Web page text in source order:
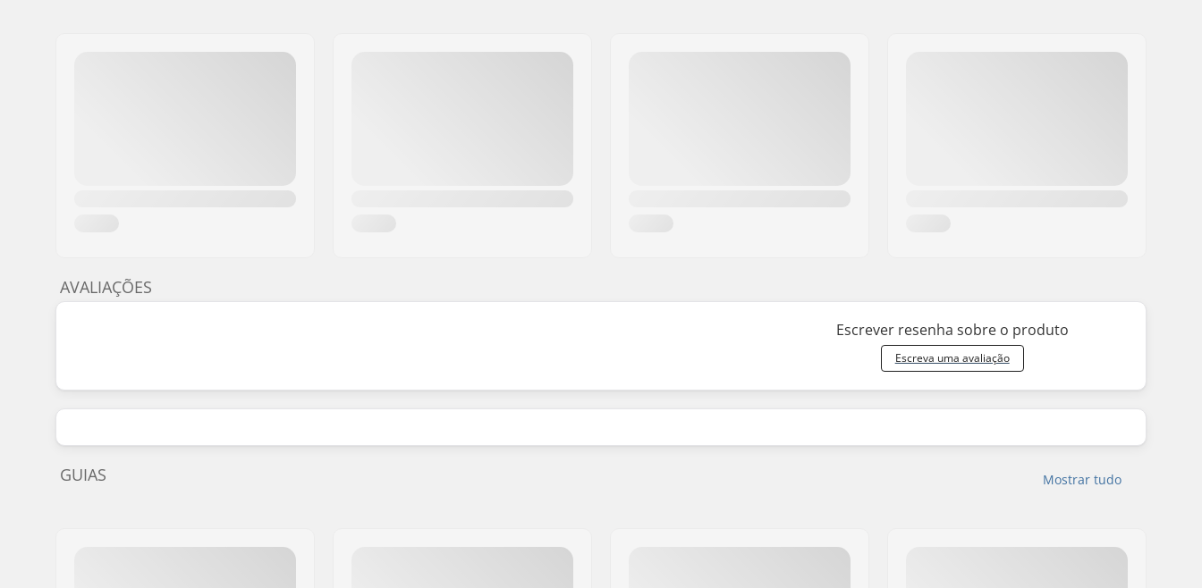
AVALIAÇÕES
Escrever resenha sobre o produto
Escreva uma avaliação
Mostrar tudo
GUIAS